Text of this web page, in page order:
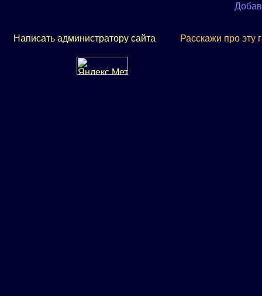
Написать администратору сайта Расскажи про эту